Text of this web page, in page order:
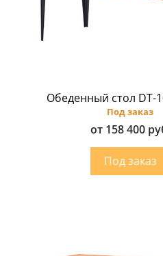
Обеденный стол DT-
Под заказ
от 158 400